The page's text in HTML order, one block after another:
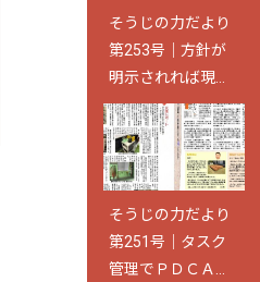
そうじの力だより
第253号｜方針が
明示されれば現場
は動く
そうじの力だより
第251号｜タスク
管理でＰＤＣＡサ
そうじの力だより
第223号｜キレイ
な職場から「使え
る」職場へ
弊社支援先の（株）
小河原建設にて、
「そうじ（整理･整